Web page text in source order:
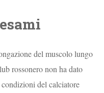
del muscolo lungo
rossonero non ha dato
del calciatore